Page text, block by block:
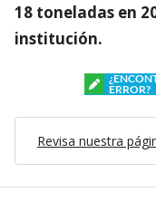
18 toneladas en
institución.
ERROR?
Revisa nuestra